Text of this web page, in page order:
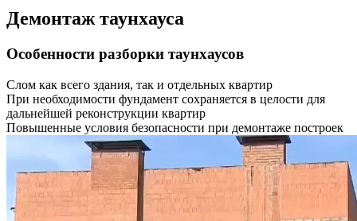
Демонтаж таунхауса
Особенности разборки таунхаусов
Слом как всего здания, так и отдельных квартир
При необходимости фундамент сохраняется в целости для
дальнейшей реконструкции квартир
Повышенные условия безопасности при демонтаже построек